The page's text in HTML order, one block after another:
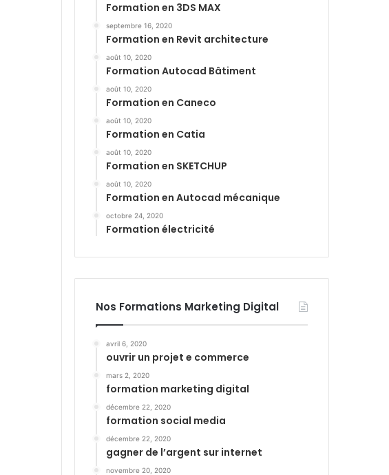
Formation en 3DS MAX
septembre 16, 2020
Formation en Revit architecture
août 10, 2020
Formation Autocad Bâtiment
août 10, 2020
Formation en Caneco
août 10, 2020
Formation en Catia
août 10, 2020
Formation en SKETCHUP
août 10, 2020
Formation en Autocad mécanique
octobre 24, 2020
Formation électricité
Nos Formations Marketing Digital
avril 6, 2020
ouvrir un projet e commerce
mars 2, 2020
formation marketing digital
décembre 22, 2020
formation social media
décembre 22, 2020
gagner de l’argent sur internet
novembre 20, 2020